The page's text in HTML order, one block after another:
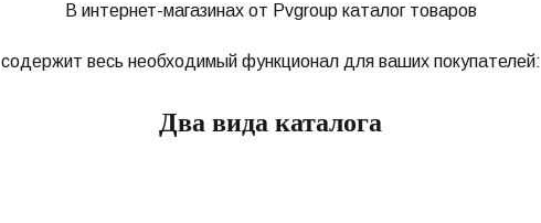
В интернет-магазинах от Pvgroup каталог товаров
содержит весь необходимый функционал для ваших покупателей:
Два вида каталога